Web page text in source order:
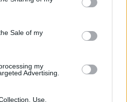
Sale of my
my
Advertising.
Use,
ruke, a onda je crnac